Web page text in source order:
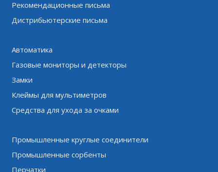
Рекомендационные письма
Дистрибьютерские письма
Автоматика
Газовые мониторы и детекторы
Замки
Клеймы для мультиметров
Средства для ухода за очками
Промышленные круглые соединители
Промышленные сорбенты
Перчатки